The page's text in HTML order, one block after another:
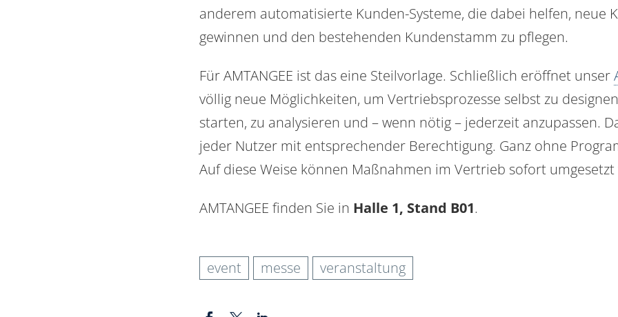
anderem automatisierte Kunden-Systeme, die dabei helfen, neue
gewinnen und den bestehenden Kundenstamm zu pflegen.
Für AMTANGEE ist das eine Steilvorlage. Schließlich eröffnet unser
völlig neue Möglichkeiten, um Vertriebsprozesse selbst zu
starten, zu analysieren und – wenn nötig – jederzeit anzupassen.
jeder Nutzer mit entsprechender Berechtigung. Ganz ohne
Auf diese Weise können Maßnahmen im Vertrieb sofort umgesetzt
AMTANGEE finden Sie in Halle 1, Stand B01.
event messe veranstaltung